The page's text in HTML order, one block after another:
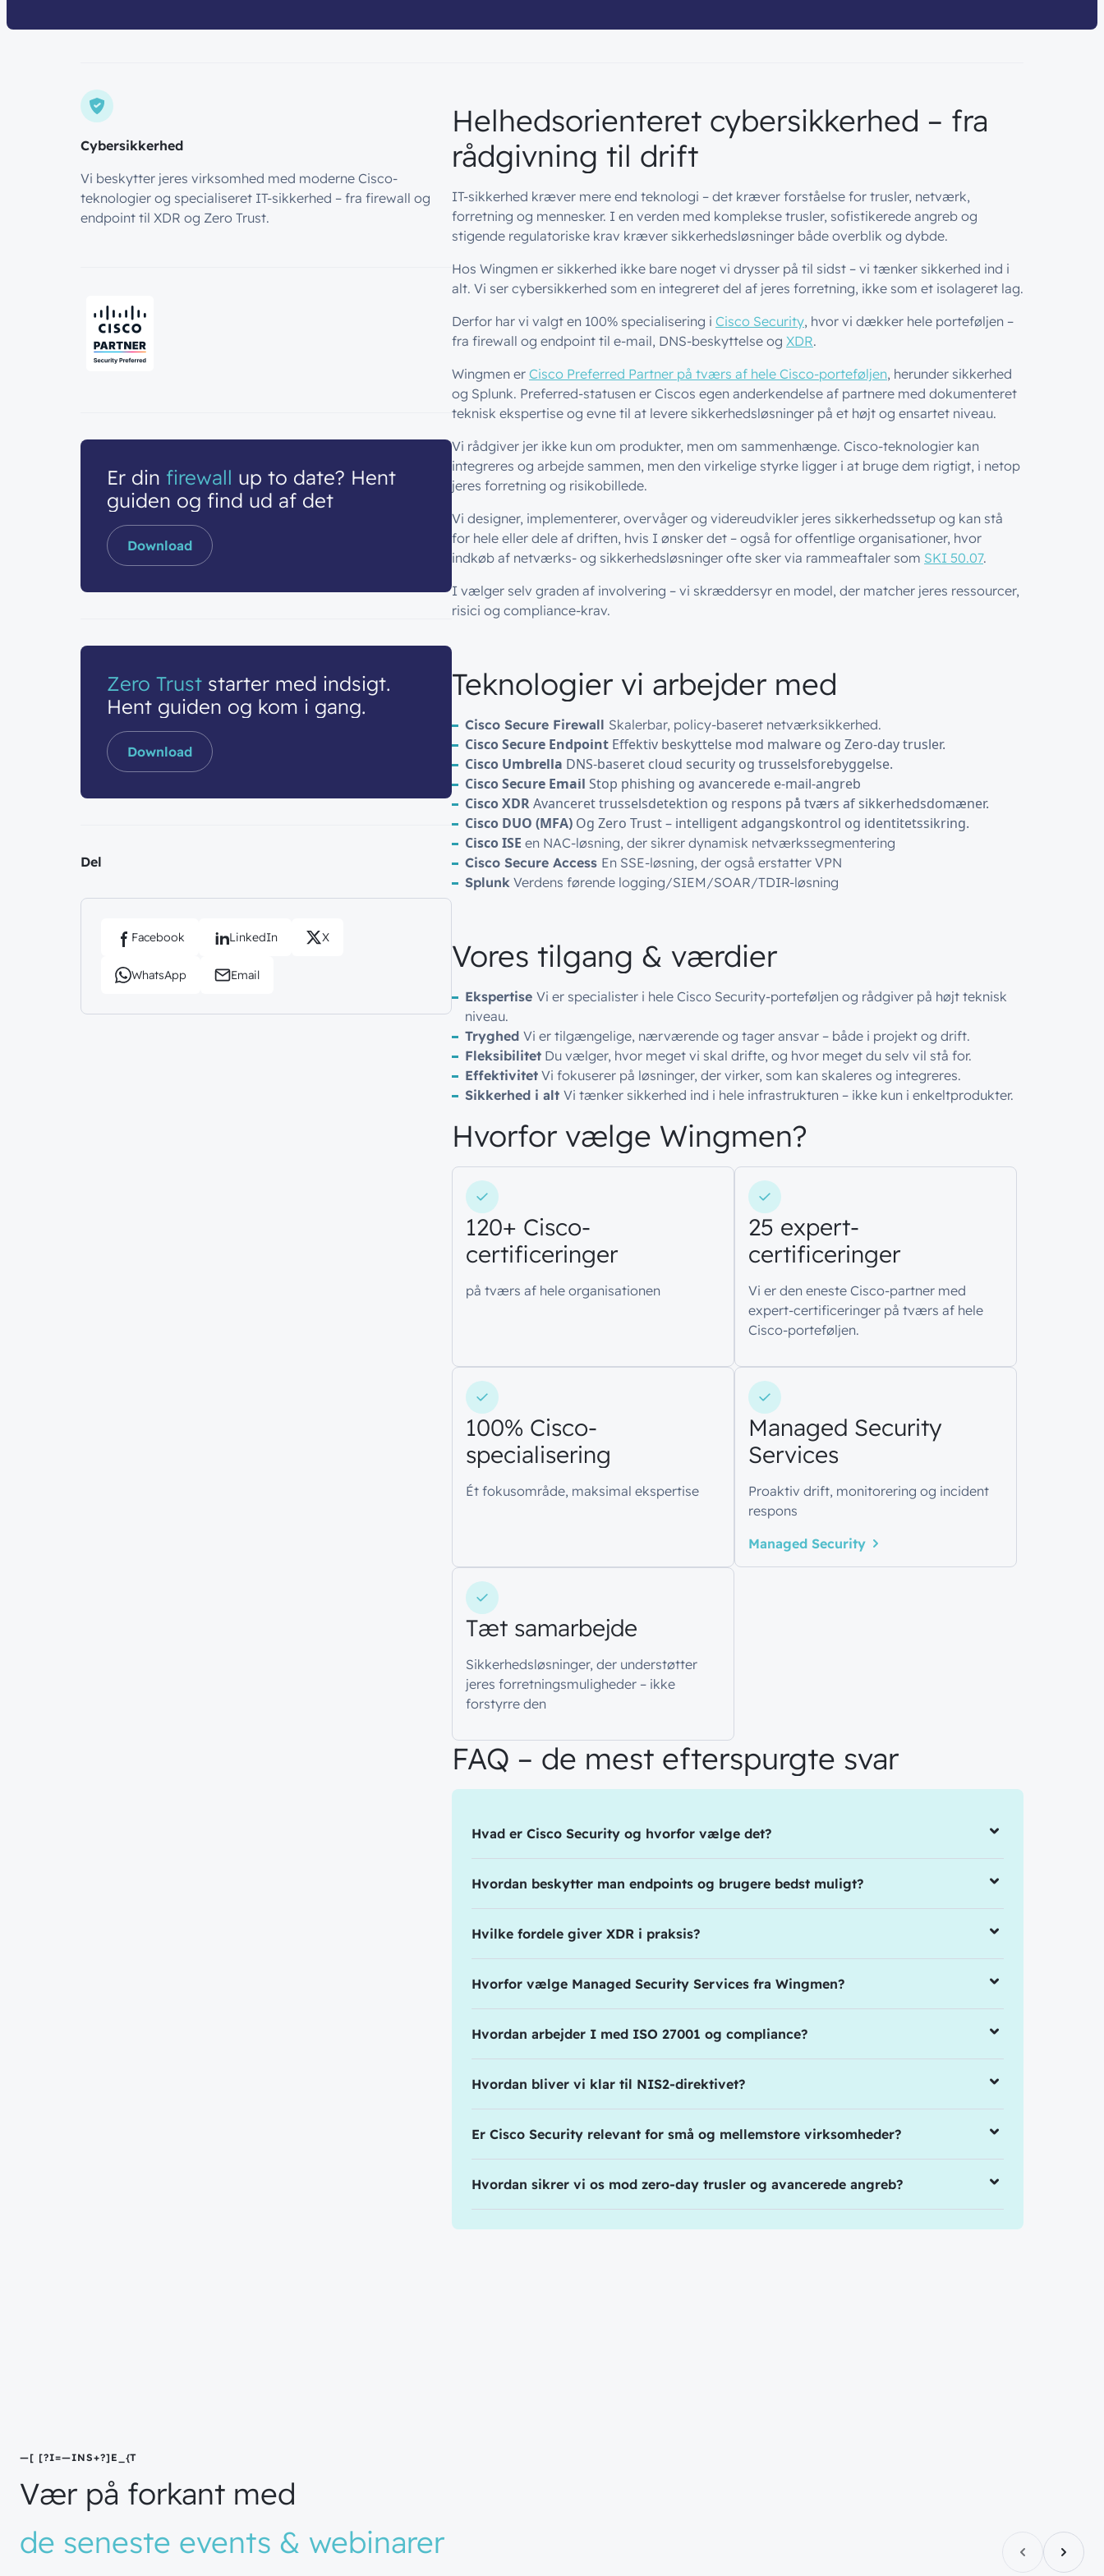
Cybersikkerhed
Vi beskytter jeres virksomhed med moderne Cisco-
teknologier og specialiseret IT-sikkerhed – fra firewall og
endpoint til XDR og Zero Trust.
Er din firewall up to date? Hent
guiden og find ud af det
Download
Zero Trust starter med indsigt.
Hent guiden og kom i gang.
Download
Del
Facebook LinkedIn X
WhatsApp Email
Helhedsorienteret cybersikkerhed – fra
rådgivning til drift
IT-sikkerhed kræver mere end teknologi – det kræver forståelse for trusler, netværk,
forretning og mennesker. I en verden med komplekse trusler, sofistikerede angreb og
stigende regulatoriske krav kræver sikkerhedsløsninger både overblik og dybde.
Hos Wingmen er sikkerhed ikke bare noget vi drysser på til sidst – vi tænker sikkerhed ind i
alt. Vi ser cybersikkerhed som en integreret del af jeres forretning, ikke som et isolageret lag.
Derfor har vi valgt en 100% specialisering i Cisco Security, hvor vi dækker hele porteføljen –
fra firewall og endpoint til e-mail, DNS-beskyttelse og XDR.
Wingmen er Cisco Preferred Partner på tværs af hele Cisco-porteføljen, herunder sikkerhed
og Splunk. Preferred-statusen er Ciscos egen anderkendelse af partnere med dokumenteret
teknisk ekspertise og evne til at levere sikkerhedsløsninger på et højt og ensartet niveau.
Vi rådgiver jer ikke kun om produkter, men om sammenhænge. Cisco-teknologier kan
integreres og arbejde sammen, men den virkelige styrke ligger i at bruge dem rigtigt, i netop
jeres forretning og risikobillede.
Vi designer, implementerer, overvåger og videreudvikler jeres sikkerhedssetup og kan stå
for hele eller dele af driften, hvis I ønsker det – også for offentlige organisationer, hvor
indkøb af netværks- og sikkerhedsløsninger ofte sker via rammeaftaler som SKI 50.07.
I vælger selv graden af involvering – vi skræddersyr en model, der matcher jeres ressourcer,
risici og compliance-krav.
Teknologier vi arbejder med
Cisco Secure Firewall Skalerbar, policy-baseret netværksikkerhed.
Cisco Secure Endpoint Effektiv beskyttelse mod malware og Zero-day trusler.
Cisco Umbrella DNS-baseret cloud security og trusselsforebyggelse.
Cisco Secure Email Stop phishing og avancerede e-mail-angreb
Cisco XDRAvanceret trusselsdetektion og respons på tværs af sikkerhedsdomæner.
Cisco DUO (MFA) Og Zero Trust – intelligent adgangskontrol og identitetssikring.
Cisco ISE en NAC-løsning, der sikrer dynamisk netværkssegmentering
Cisco Secure Access En SSE-løsning, der også erstatter VPN
Splunk Verdens førende logging/SIEM/SOAR/TDIR-løsning
Vores tilgang & værdier
Ekspertise Vi er specialister i hele Cisco Security-porteføljen og rådgiver på højt teknisk
niveau.
Tryghed Vi er tilgængelige, nærværende og tager ansvar – både i projekt og drift.
Fleksibilitet Du vælger, hvor meget vi skal drifte, og hvor meget du selv vil stå for.
Effektivitet Vi fokuserer på løsninger, der virker, som kan skaleres og integreres.
Sikkerhed i alt Vi tænker sikkerhed ind i hele infrastrukturen – ikke kun i enkeltprodukter.
Hvorfor vælge Wingmen?
120+ Cisco-
certificeringer
på tværs af hele organisationen
25 expert-
certificeringer
Vi er den eneste Cisco-partner med
expert-certificeringer på tværs af hele
Cisco-porteføljen.
100% Cisco-
specialisering
Ét fokusområde, maksimal ekspertise
Managed Security
Services
Proaktiv drift, monitorering og incident
respons
Managed Security
Tæt samarbejde
Sikkerhedsløsninger, der understøtter
jeres forretningsmuligheder – ikke
forstyrre den
FAQ – de mest efterspurgte svar
Hvad er Cisco Security og hvorfor vælge det?
Hvordan beskytter man endpoints og brugere bedst muligt?
Hvilke fordele giver XDR i praksis?
Hvorfor vælge Managed Security Services fra Wingmen?
Hvordan arbejder I med ISO 27001 og compliance?
Hvordan bliver vi klar til NIS2-direktivet?
Er Cisco Security relevant for små og mellemstore virksomheder?
Hvordan sikrer vi os mod zero-day trusler og avancerede angreb?
// B_IV+INSPIRERET
Vær på forkant med
de seneste events & webinarer